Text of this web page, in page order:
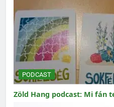
PODCAST
Zöld Hang podcast: Mi fán